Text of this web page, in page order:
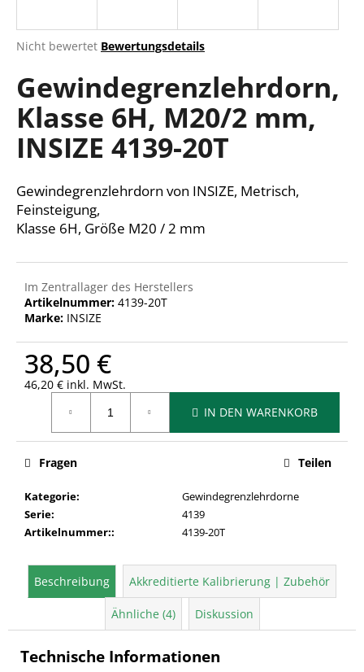
Die
Produktbewertung
ist
0,0
von
5
Sternen.
Nicht bewertet Bewertungsdetails
Gewindegrenzlehrdorn,
Klasse 6H, M20/2 mm,
INSIZE 4139-20T
Gewindegrenzlehrdorn von INSIZE, Metrisch,
Feinsteigung,
Klasse 6H, Größe M20 / 2 mm
Im Zentrallager des Herstellers
Artikelnummer: 4139-20T
Marke: INSIZE
38,50 €
46,20 € inkl. MwSt.
IN DEN WARENKORB
Kategorie:
Gewindegrenzlehrdorne
Serie:
4139
Artikelnummer:: 4139-20T
Fragen Teilen
Beschreibung Akkreditierte Kalibrierung | Zubehör
Ähnliche (4) Diskussion
Technische Informationen
W
e
m
p
f
e
e